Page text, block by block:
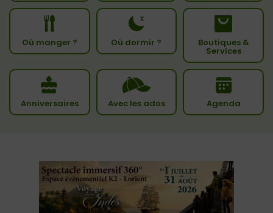
Où manger ? Où dormir ? Boutiques &
Services
Anniversaires Avec les ados Agenda